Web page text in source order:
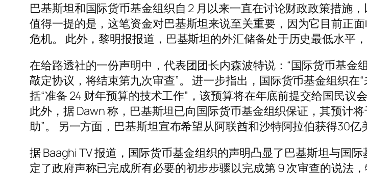
巴基斯坦和国际货币基金组织自 2 月以来一直在讨论财政政策措施，
值得一提的是，这笔资金对巴基斯坦来说至关重要，因为它目前正
危机。 此外，黎明报报道，巴基斯坦的外汇储备处于历史最低水平，
在给路透社的一份声明中，代表团团长内森波特说：“国际货币基
敲定协议，将结束第九次审查”。 进一步指出，国际货币基金组织
括“准备 24 财年预算的技术工作”，该预算将在年底前提交给国民议会
此外，据 Dawn 称，巴基斯坦已向国际货币基金组织保证，其预计
助”。 另一方面，巴基斯坦宣布希望从阿联酋和沙特阿拉伯获得30亿
据 Baaghi TV 报道，国际货币基金组织的声明凸显了巴基斯坦与国
定了政府声称已完成所有必要的初步步骤以完成第 9 次审查的说法